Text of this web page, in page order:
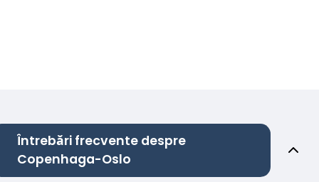
Întrebări frecvente despre
Copenhaga-Oslo